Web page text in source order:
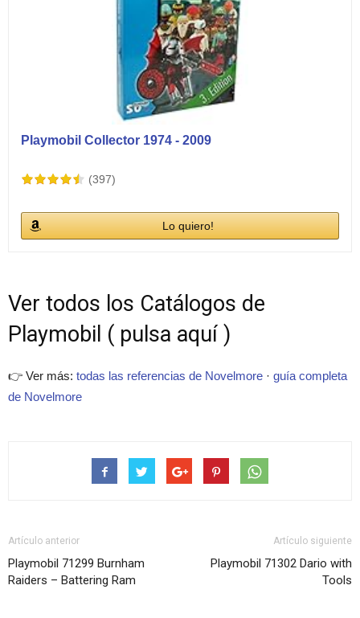
Playmobil Collector 1974 - 2009
(397)
Lo quiero!
Ver todos los Catálogos de
Playmobil ( pulsa aquí )
👉 Ver más: todas las referencias de Novelmore · guía completa
de Novelmore
Artículo anterior
Playmobil 71299 Burnham
Raiders – Battering Ram
Artículo siguiente
Playmobil 71302 Dario with
Tools